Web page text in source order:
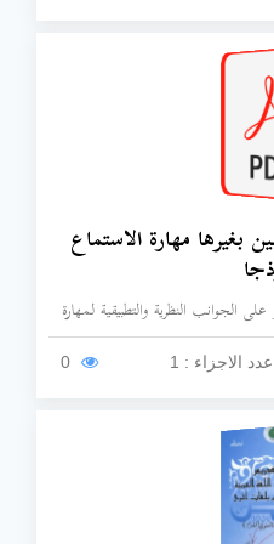
بغيرها مهارة الاستماع
النظرية والتطبيقية لمهارة
تعليم العربية لغير الناطقين بها.
عدد الاجزاء : 1